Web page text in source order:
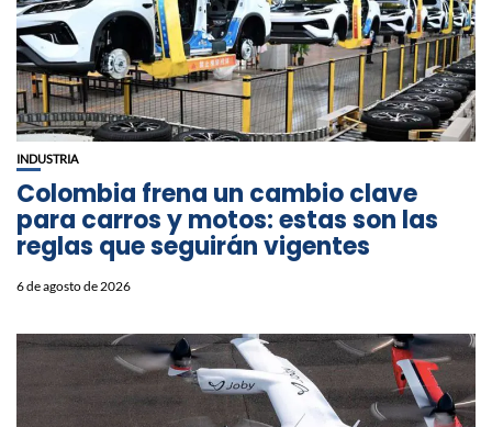
INDUSTRIA
Colombia frena un cambio clave
para carros y motos: estas son las
reglas que seguirán vigentes
6 de agosto de 2026